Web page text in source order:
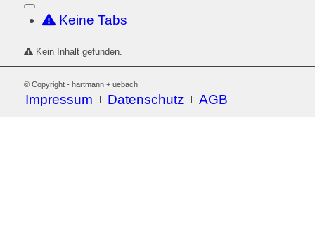
Keine Tabs
Kein Inhalt gefunden.
© Copyright - hartmann + uebach
Impressum Datenschutz AGB